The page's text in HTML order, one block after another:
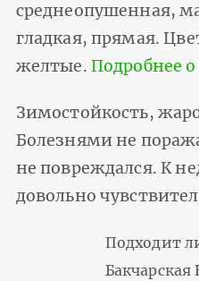
среднеопушенная,
гладкая, прямая.
желтые. Подробнее
Зимостойкость,
Болезнями не
не повреждался. К
довольно
Подходит